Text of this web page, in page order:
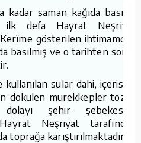
saman kağıda basılan
ilk defa Hayrat Neşriyat
gösterilen ihtimamdan
basılmış ve o tarihten sonra
sular dahi, içerisine
dökülen mürekkepler tozlar
şehir şebekesine
Neşriyat tarafından
toprağa karıştırılmaktadır.